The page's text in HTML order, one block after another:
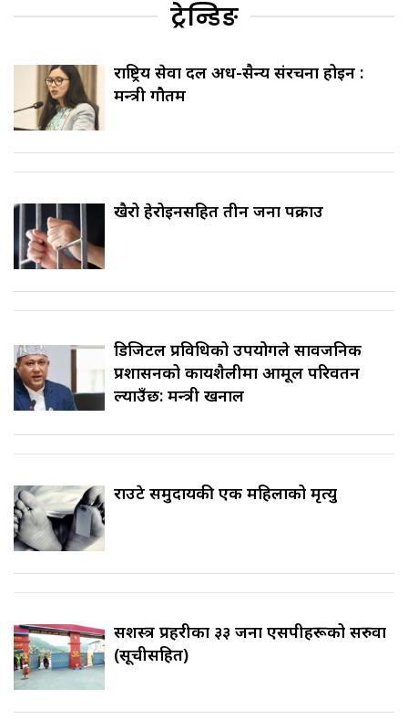
ट्रेन्डिङ
राष्ट्रिय सेवा दल अर्ध-सैन्य संरचना होइन :
मन्त्री गौतम
खैरो हेरोइनसहित तीन जना पक्राउ
डिजिटल प्रविधिको उपयोगले सार्वजनिक
प्रशासनको कार्यशैलीमा आमूल परिवर्तन
ल्याउँछ: मन्त्री खनाल
राउटे समुदायकी एक महिलाको मृत्यु
सशस्त्र प्रहरीका ३३ जना एसपीहरूको सरुवा
(सूचीसहित)